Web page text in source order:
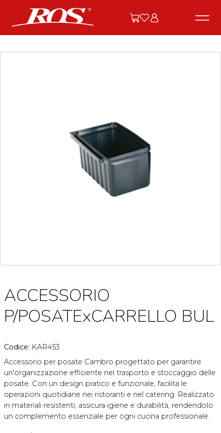
ACCESSORIO
P/POSATExCARRELLO BUL
Codice: KAR453
Accessorio per posate Cambro progettato per garantire
un'organizzazione efficiente nel trasporto e stoccaggio delle
posate. Con un design pratico e funzionale, facilita le
operazioni quotidiane nei ristoranti e nel catering. Realizzato
in materiali resistenti, assicura igiene e durabilità, rendendolo
un complemento essenziale per ogni cucina professionale.